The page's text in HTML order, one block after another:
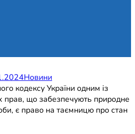
Новини
кодексу України одним із
прав, що забезпечують природне
є право на таємницю про стан